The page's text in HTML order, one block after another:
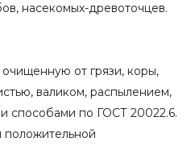
насекомых-древоточцев.
от грязи, коры,
валиком, распылением,
способами по ГОСТ 20022.6.